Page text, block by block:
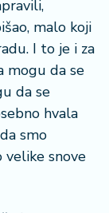
malo koji
I to je i za
mogu da se
da se
hvala
smo
velike snove